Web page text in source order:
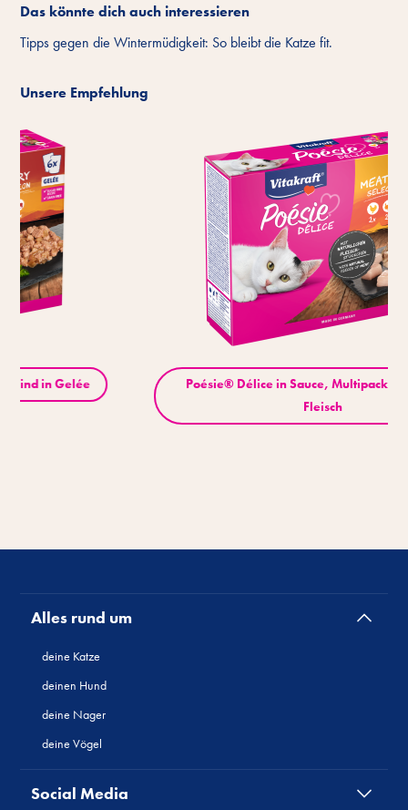
Das könnte dich auch interessieren
Tipps gegen die Wintermüdigkeit: So bleibt die Katze fit.
Unsere Empfehlung
Poésie® Délice in Sauce, Multipack Variante mit
Alles rund um
deine Katze
deinen Hund
deine Nager
deine Vögel
Social Media